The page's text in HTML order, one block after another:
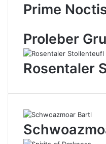
Prime
Proleber
Rosentaler